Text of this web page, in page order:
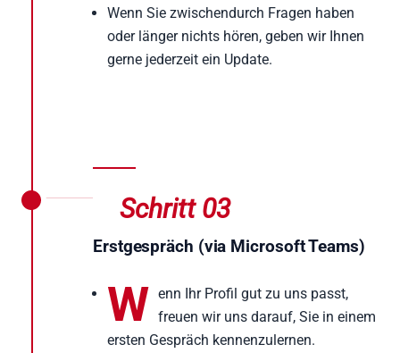
Wenn Sie zwischendurch Fragen haben
oder länger nichts hören, geben wir Ihnen
gerne jederzeit ein Update.
Schritt 03
Erstgespräch (via Microsoft Teams)
W enn Ihr Profil gut zu uns passt,
freuen wir uns darauf, Sie in einem
ersten Gespräch kennenzulernen.